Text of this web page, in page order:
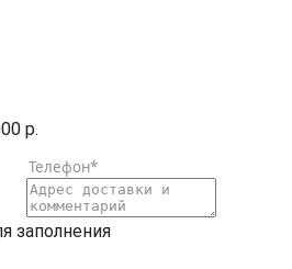
р.
заполнения